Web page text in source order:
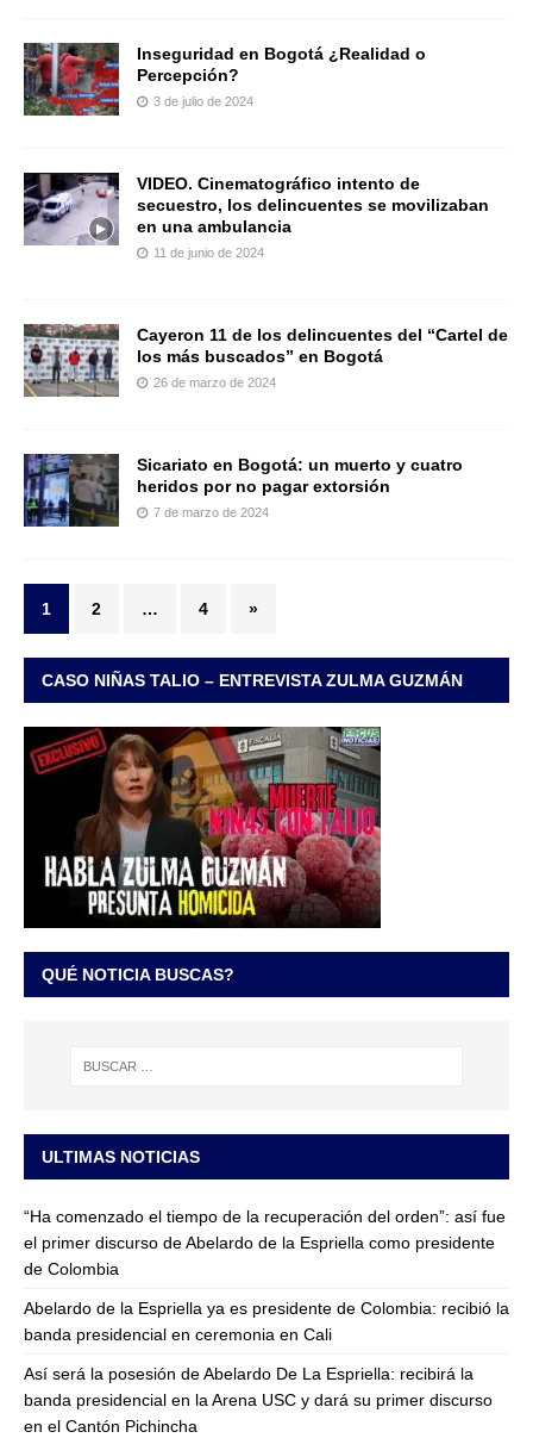
Inseguridad en Bogotá ¿Realidad o
Percepción?
3 de julio de 2024
VIDEO. Cinematográfico intento de
secuestro, los delincuentes se movilizaban
en una ambulancia
11 de junio de 2024
Cayeron 11 de los delincuentes del “Cartel de
los más buscados” en Bogotá
26 de marzo de 2024
Sicariato en Bogotá: un muerto y cuatro
heridos por no pagar extorsión
7 de marzo de 2024
1 2 … 4 »
CASO NIÑAS TALIO – ENTREVISTA ZULMA GUZMÁN
QUÉ NOTICIA BUSCAS?
ULTIMAS NOTICIAS
“Ha comenzado el tiempo de la recuperación del orden”: así fue
el primer discurso de Abelardo de la Espriella como presidente
de Colombia
Abelardo de la Espriella ya es presidente de Colombia: recibió la
banda presidencial en ceremonia en Cali
Así será la posesión de Abelardo De La Espriella: recibirá la
banda presidencial en la Arena USC y dará su primer discurso
en el Cantón Pichincha